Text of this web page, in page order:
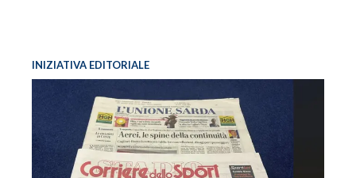
INIZIATIVA EDITORIALE